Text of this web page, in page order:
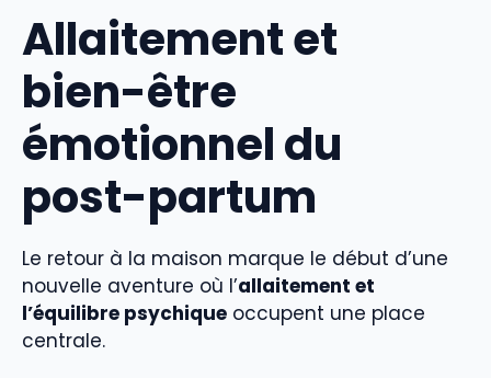
Allaitement et
bien-être
émotionnel du
post-partum
Le retour à la maison marque le début d’une
nouvelle aventure où l’allaitement et
l’équilibre psychique occupent une place
centrale.